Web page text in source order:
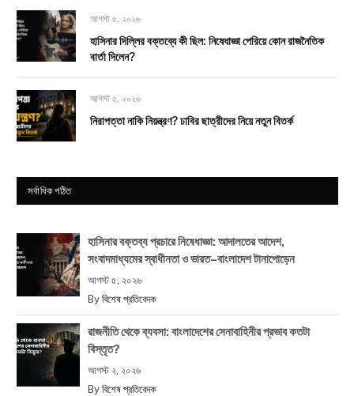
আগস্ট ৫, ২০২৬
হাসিনার দিল্লির বক্তব্যে কী ছিল: নিষেধাজ্ঞা পেরিয়ে কোন রাজনৈতিক
বার্তা দিলেন?
আগস্ট ৫, ২০২৬
নিরাপত্তা নাকি নিয়ন্ত্রণ? ঢাবির ছাত্রীদের নিয়ে নতুন বিতর্ক
সর্বাধিক পঠিত
হাসিনার বক্তব্য প্রচারে নিষেধাজ্ঞা: আদালতের আদেশ,
সংবাদমাধ্যমের স্বাধীনতা ও ভারত–বাংলাদেশ টানাপোড়েন
আগস্ট ৫, ২০২৬
By বিশেষ প্রতিবেদক
রাজনীতি থেকে ব্যবসা: বাংলাদেশের সেনাবাহিনীর প্রভাব কতটা
বিস্তৃত?
আগস্ট ২, ২০২৬
By বিশেষ প্রতিবেদক